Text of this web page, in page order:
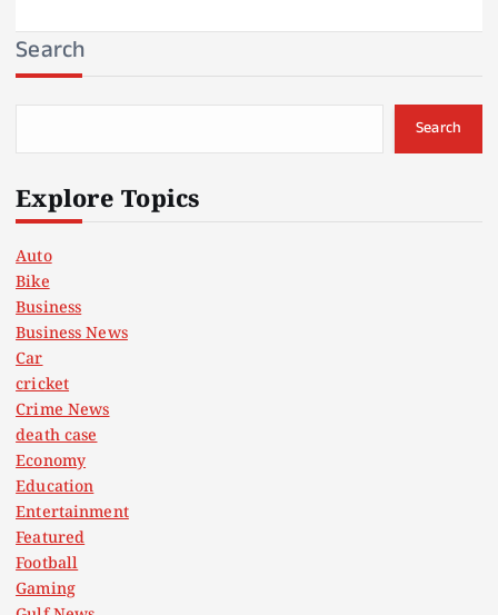
Search
Search
Explore Topics
Auto
Bike
Business
Business News
Car
cricket
Crime News
death case
Economy
Education
Entertainment
Featured
Football
Gaming